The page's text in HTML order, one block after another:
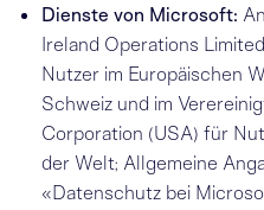
Dienste von Microsoft:
Ireland Operations
Nutzer im Europäischen
Schweiz und im
Corporation (USA) für
der Welt; Allgemeine
«Datenschutz bei